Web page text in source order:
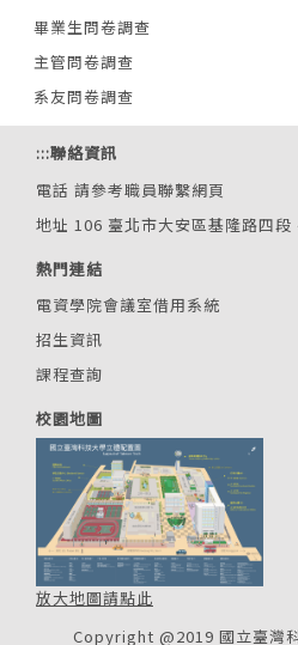
畢業生問卷調查
主管問卷調查
系友問卷調查
:::聯絡資訊
電話 請參考職員聯繫網頁
地址 106 臺北市大安區基隆路四
熱門連結
電資學院會議室借用系統
招生資訊
課程查詢
校園地圖
放大地圖請點此
Copyright @2019 國立臺